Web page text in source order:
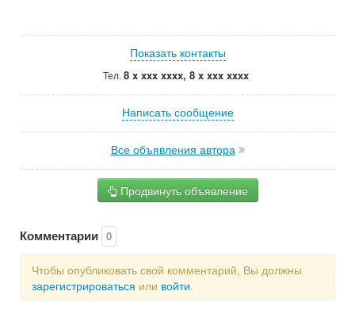
Показать контакты
Тел. 8 x xxx xxxx, 8 x xxx xxxx
Написать сообщение
Все объявления автора
Продвинуть объявление
Комментарии 0
Чтобы опубликовать свой комментарий, Вы должны
зарегистрироваться или войти.